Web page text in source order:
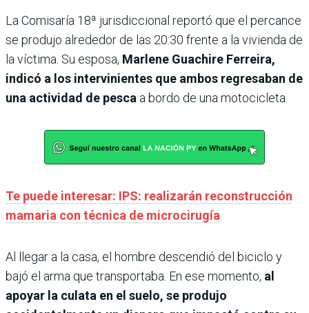
La Comisaría 18ª jurisdiccional reportó que el percance
se produjo alrededor de las 20:30 frente a la vivienda de
la víctima. Su esposa, Marlene Guachire Ferreira,
indicó a los intervinientes que ambos regresaban de
una actividad de pesca a bordo de una motocicleta.
Te puede interesar: IPS: realizarán reconstrucción
mamaria con técnica de microcirugía
Al llegar a la casa, el hombre descendió del biciclo y
bajó el arma que transportaba. En ese momento, al
apoyar la culata en el suelo, se produjo